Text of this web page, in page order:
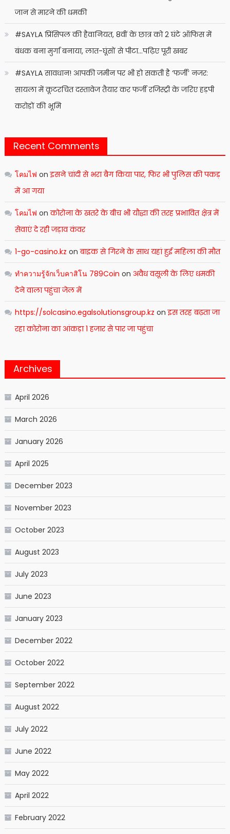
जान से मारने की धमकी
#SAYLA प्रिंसिपल की हैवानियत, 8वीं के छात्र को 2 घंटे ऑफिस में
बंधक बना मुर्गा बनाया, लात-घूंसों से पीटा…पढ़िए पूरी खबर
#SAYLA सावधान! आपकी जमीन पर भी हो सकती है ‘फर्जी’ नजर:
सायला में कूटरचित दस्तावेज तैयार कर फर्जी रजिस्ट्री के जरिए हड़पी
करोड़ों की भूमि
Recent Comments
โคมไฟ onइसने चांदी से भरा बैग किया पार, फिर भी पुलिस की पकड़
में आ गया
โคมไฟ onकोरोना के खतरे के बीच भी यौद्धा की तरह प्रभावित क्षेत्र में
सेवाएं दे रही जड़ाव कंवर
1-go-casino.kz onबाइक से गिरने के साथ यहां हुई महिला की मौत
ทำความรู้จักเว็บคาสิโน 789Coin on अवैध वसूली के लिए धमकी
देने वाला पहुंचा जेल में
https://solcasino.egalsolutionsgroup.kz onइस तरह बढ़ता जा
रहा कोरोना का आंकड़ा 1 हजार से पार जा पहुंचा
Archives
April 2026
March 2026
January 2026
April 2025
December 2023
November 2023
October 2023
August 2023
July 2023
June 2023
January 2023
December 2022
October 2022
September 2022
August 2022
July 2022
June 2022
May 2022
April 2022
February 2022